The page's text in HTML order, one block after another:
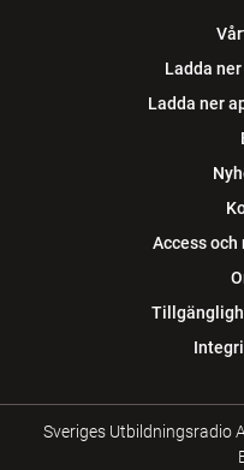
Ladda
Ladda ner
Access
Sveriges Utbildningsradio